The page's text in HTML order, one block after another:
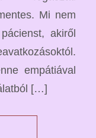
Mi nem
akiről
empátiával
[…]